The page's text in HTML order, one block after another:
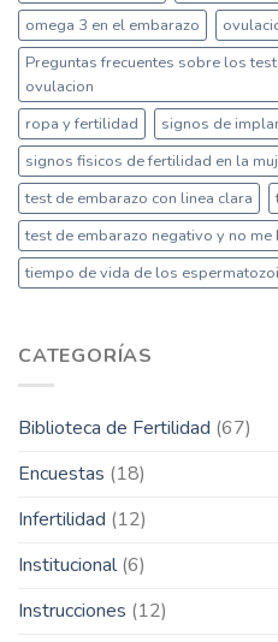
omega 3 en el embarazo
Preguntas frecuentes sobre los
ovulacion
ropa y fertilidad
signos de
signos fisicos de fertilidad en la
test de embarazo con linea clara
test de embarazo negativo y no
tiempo de vida de los
CATEGORÍAS
Biblioteca de Fertilidad (67)
Encuestas (18)
Infertilidad (12)
Institucional(6)
Instrucciones (12)